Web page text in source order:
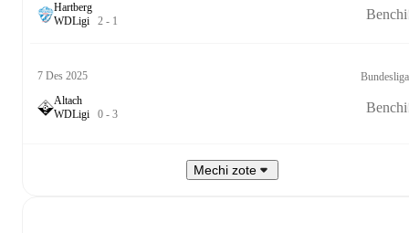
Hartberg
WDLigi 2 - 1 Benchi
7 Des 2025
Bundesliga
Altach
WDLigi 0 - 3 Benchi
Mechi zote